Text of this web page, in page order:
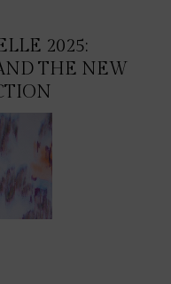
2025:
THE NEW